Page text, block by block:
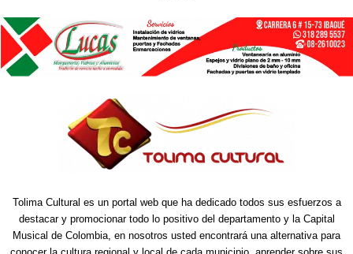
Tolima Cultural es un portal web que ha dedicado todos sus esfuerzos a
destacar y promocionar todo lo positivo del departamento y la Capital
Musical de Colombia, en nosotros usted encontrará una alternativa para